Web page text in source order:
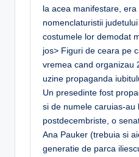
la acea manifestare,
nomenclaturistii
costumele lor demodat
jos> Figuri de ceara pe
vremea cand organizau
uzine propaganda
Un presedinte fost
si de numele caruias-au
postdecembriste, o
Ana Pauker (trebuia si
generatie de parca